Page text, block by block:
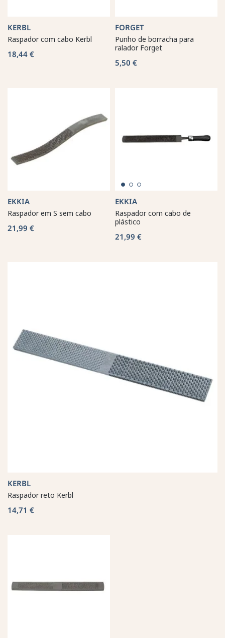
KERBL
Raspador com cabo Kerbl
18,44 €
FORGET
Punho de borracha para
ralador Forget
5,50 €
EKKIA
Raspador em S sem cabo
21,99 €
EKKIA
Raspador com cabo de
plástico
21,99 €
KERBL
Raspador reto Kerbl
14,71 €